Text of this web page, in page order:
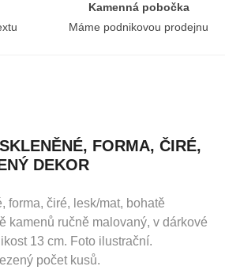
Kamenná pobočka
Máme podnikovou prodejnu
FORMA, ČIRÉ,
DEKOR
forma, čiré, lesk/mat, bohatě
kamenů ručně malovaný, v dárkové
13 cm. Foto ilustrační.
počet kusů.